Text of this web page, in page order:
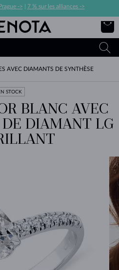
-> 7 % sur les alliances ->
AVEC DIAMANTS DE SYNTHÈSE
STOCK
BLANC AVEC
DIAMANT LG